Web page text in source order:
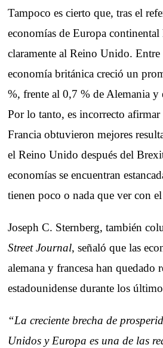
Tampoco es cierto que, tras el
economías de Europa continental
claramente al Reino Unido.
economía británica creció un
%, frente al 0,7 % de Alemania y
Por lo tanto, es incorrecto
Francia obtuvieron mejores
el Reino Unido después del
economías se encuentran
tienen poco o nada que ver con
Joseph C. Sternberg, también
Street Journal, señaló que las
alemana y francesa han quedado
estadounidense durante los
“La creciente brecha de
Unidos y Europa es una de las